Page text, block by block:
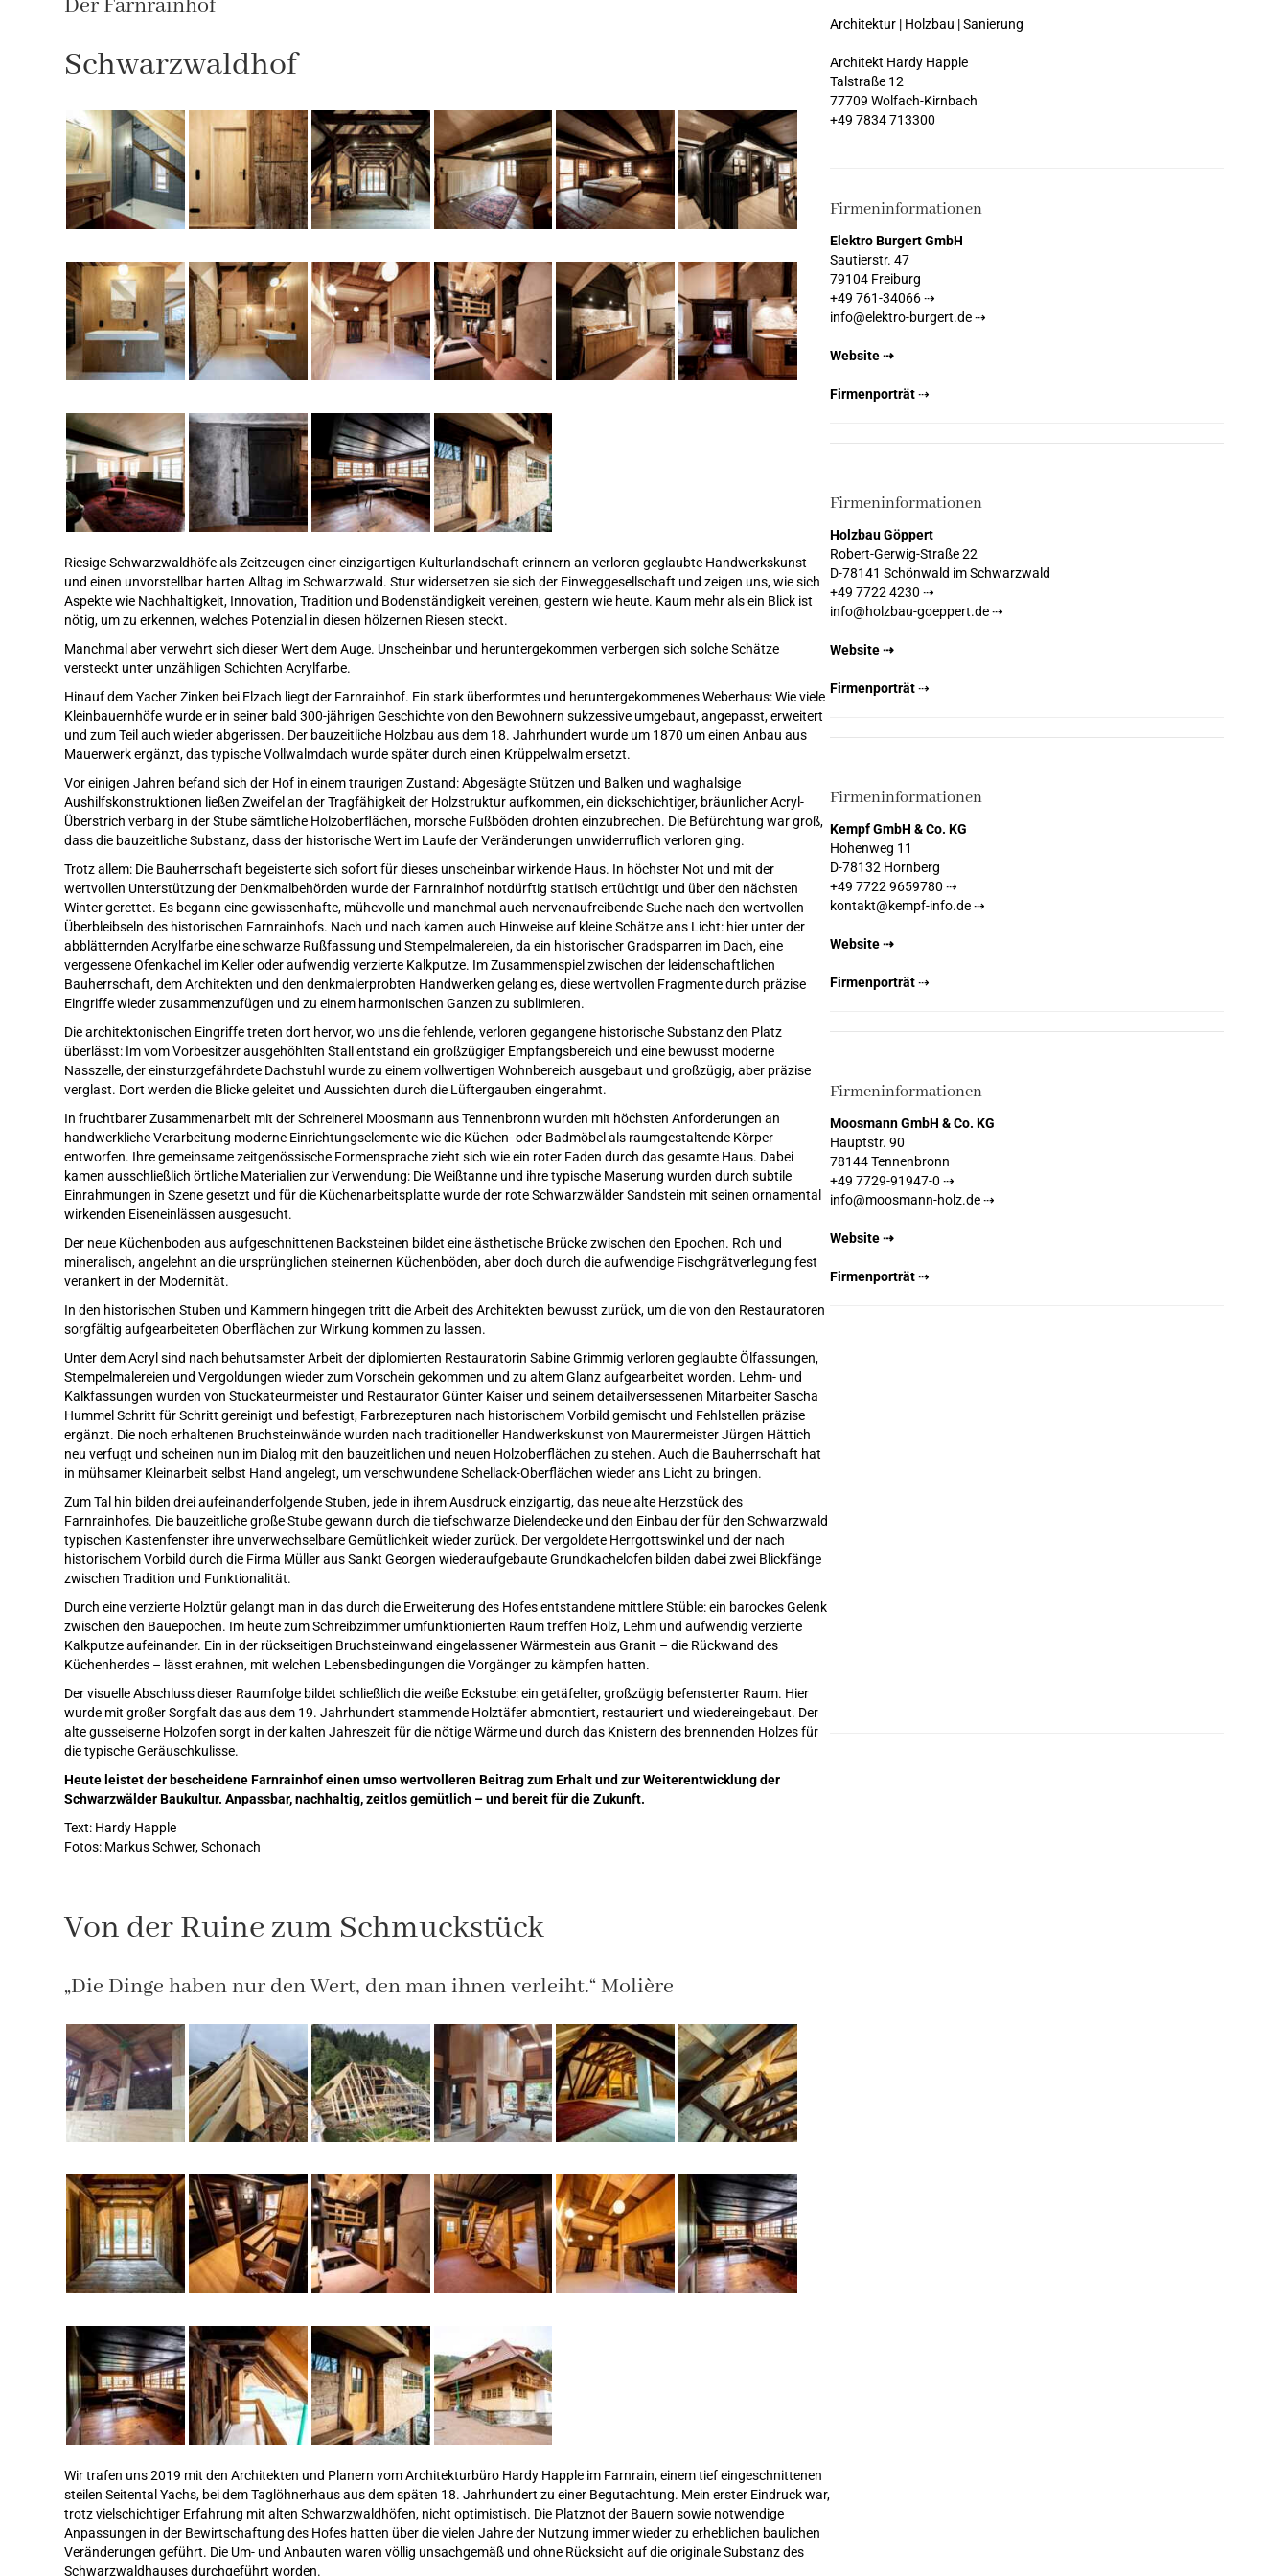
Der Farnrainhof
Schwarzwaldhof
Riesige Schwarzwaldhöfe als Zeitzeugen einer einzigartigen Kulturlandschaft erinnern an verloren geglaubte Handwerkskunst
und einen unvorstellbar harten Alltag im Schwarzwald. Stur widersetzen sie sich der Einweggesellschaft und zeigen uns, wie sich
Aspekte wie Nachhaltigkeit, Innovation, Tradition und Bodenständigkeit vereinen, gestern wie heute. Kaum mehr als ein Blick ist
nötig, um zu erkennen, welches Potenzial in diesen hölzernen Riesen steckt.
Manchmal aber verwehrt sich dieser Wert dem Auge. Unscheinbar und heruntergekommen verbergen sich solche Schätze
versteckt unter unzähligen Schichten Acrylfarbe.
Hinauf dem Yacher Zinken bei Elzach liegt der Farnrainhof. Ein stark überformtes und heruntergekommenes Weberhaus: Wie viele
Kleinbauernhöfe wurde er in seiner bald 300-jährigen Geschichte von den Bewohnern sukzessive umgebaut, angepasst, erweitert
und zum Teil auch wieder abgerissen. Der bauzeitliche Holzbau aus dem 18. Jahrhundert wurde um 1870 um einen Anbau aus
Mauerwerk ergänzt, das typische Vollwalmdach wurde später durch einen Krüppelwalm ersetzt.
Vor einigen Jahren befand sich der Hof in einem traurigen Zustand: Abgesägte Stützen und Balken und waghalsige
Aushilfskonstruktionen ließen Zweifel an der Tragfähigkeit der Holzstruktur aufkommen, ein dickschichtiger, bräunlicher Acryl-
Überstrich verbarg in der Stube sämtliche Holzoberflächen, morsche Fußböden drohten einzubrechen. Die Befürchtung war groß,
dass die bauzeitliche Substanz, dass der historische Wert im Laufe der Veränderungen unwiderruflich verloren ging.
Trotz allem: Die Bauherrschaft begeisterte sich sofort für dieses unscheinbar wirkende Haus. In höchster Not und mit der
wertvollen Unterstützung der Denkmalbehörden wurde der Farnrainhof notdürftig statisch ertüchtigt und über den nächsten
Winter gerettet. Es begann eine gewissenhafte, mühevolle und manchmal auch nervenaufreibende Suche nach den wertvollen
Überbleibseln des historischen Farnrainhofs. Nach und nach kamen auch Hinweise auf kleine Schätze ans Licht: hier unter der
abblätternden Acrylfarbe eine schwarze Rußfassung und Stempelmalereien, da ein historischer Gradsparren im Dach, eine
vergessene Ofenkachel im Keller oder aufwendig verzierte Kalkputze. Im Zusammenspiel zwischen der leidenschaftlichen
Bauherrschaft, dem Architekten und den denkmalerprobten Handwerken gelang es, diese wertvollen Fragmente durch präzise
Eingriffe wieder zusammenzufügen und zu einem harmonischen Ganzen zu sublimieren.
Die architektonischen Eingriffe treten dort hervor, wo uns die fehlende, verloren gegangene historische Substanz den Platz
überlässt: Im vom Vorbesitzer ausgehöhlten Stall entstand ein großzügiger Empfangsbereich und eine bewusst moderne
Nasszelle, der einsturzgefährdete Dachstuhl wurde zu einem vollwertigen Wohnbereich ausgebaut und großzügig, aber präzise
verglast. Dort werden die Blicke geleitet und Aussichten durch die Lüftergauben eingerahmt.
In fruchtbarer Zusammenarbeit mit der Schreinerei Moosmann aus Tennenbronn wurden mit höchsten Anforderungen an
handwerkliche Verarbeitung moderne Einrichtungselemente wie die Küchen- oder Badmöbel als raumgestaltende Körper
entworfen. Ihre gemeinsame zeitgenössische Formensprache zieht sich wie ein roter Faden durch das gesamte Haus. Dabei
kamen ausschließlich örtliche Materialien zur Verwendung: Die Weißtanne und ihre typische Maserung wurden durch subtile
Einrahmungen in Szene gesetzt und für die Küchenarbeitsplatte wurde der rote Schwarzwälder Sandstein mit seinen ornamental
wirkenden Eiseneinlässen ausgesucht.
Der neue Küchenboden aus aufgeschnittenen Backsteinen bildet eine ästhetische Brücke zwischen den Epochen. Roh und
mineralisch, angelehnt an die ursprünglichen steinernen Küchenböden, aber doch durch die aufwendige Fischgrätverlegung fest
verankert in der Modernität.
In den historischen Stuben und Kammern hingegen tritt die Arbeit des Architekten bewusst zurück, um die von den Restauratoren
sorgfältig aufgearbeiteten Oberflächen zur Wirkung kommen zu lassen.
Unter dem Acryl sind nach behutsamster Arbeit der diplomierten Restauratorin Sabine Grimmig verloren geglaubte Ölfassungen,
Stempelmalereien und Vergoldungen wieder zum Vorschein gekommen und zu altem Glanz aufgearbeitet worden. Lehm- und
Kalkfassungen wurden von Stuckateurmeister und Restaurator Günter Kaiser und seinem detailversessenen Mitarbeiter Sascha
Hummel Schritt für Schritt gereinigt und befestigt, Farbrezepturen nach historischem Vorbild gemischt und Fehlstellen präzise
ergänzt. Die noch erhaltenen Bruchsteinwände wurden nach traditioneller Handwerkskunst von Maurermeister Jürgen Hättich
neu verfugt und scheinen nun im Dialog mit den bauzeitlichen und neuen Holzoberflächen zu stehen. Auch die Bauherrschaft hat
in mühsamer Kleinarbeit selbst Hand angelegt, um verschwundene Schellack-Oberflächen wieder ans Licht zu bringen.
Zum Tal hin bilden drei aufeinanderfolgende Stuben, jede in ihrem Ausdruck einzigartig, das neue alte Herzstück des
Farnrainhofes. Die bauzeitliche große Stube gewann durch die tiefschwarze Dielendecke und den Einbau der für den Schwarzwald
typischen Kastenfenster ihre unverwechselbare Gemütlichkeit wieder zurück. Der vergoldete Herrgottswinkel und der nach
historischem Vorbild durch die Firma Müller aus Sankt Georgen wiederaufgebaute Grundkachelofen bilden dabei zwei Blickfänge
zwischen Tradition und Funktionalität.
Durch eine verzierte Holztür gelangt man in das durch die Erweiterung des Hofes entstandene mittlere Stüble: ein barockes Gelenk
zwischen den Bauepochen. Im heute zum Schreibzimmer umfunktionierten Raum treffen Holz, Lehm und aufwendig verzierte
Kalkputze aufeinander. Ein in der rückseitigen Bruchsteinwand eingelassener Wärmestein aus Granit – die Rückwand des
Küchenherdes – lässt erahnen, mit welchen Lebensbedingungen die Vorgänger zu kämpfen hatten.
Der visuelle Abschluss dieser Raumfolge bildet schließlich die weiße Eckstube: ein getäfelter, großzügig befensterter Raum. Hier
wurde mit großer Sorgfalt das aus dem 19. Jahrhundert stammende Holztäfer abmontiert, restauriert und wiedereingebaut. Der
alte gusseiserne Holzofen sorgt in der kalten Jahreszeit für die nötige Wärme und durch das Knistern des brennenden Holzes für
die typische Geräuschkulisse.
Heute leistet der bescheidene Farnrainhof einen umso wertvolleren Beitrag zum Erhalt und zur Weiterentwicklung der
Schwarzwälder Baukultur. Anpassbar, nachhaltig, zeitlos gemütlich – und bereit für die Zukunft.
Text: Hardy Happle
Fotos: Markus Schwer, Schonach
Von der Ruine zum Schmuckstück
„Die Dinge haben nur den Wert, den man ihnen verleiht.“ Molière
Wir trafen uns 2019 mit den Architekten und Planern vom Architekturbüro Hardy Happle im Farnrain, einem tief eingeschnittenen
steilen Seitental Yachs, bei dem Taglöhnerhaus aus dem späten 18. Jahrhundert zu einer Begutachtung. Mein erster Eindruck war,
trotz vielschichtiger Erfahrung mit alten Schwarzwaldhöfen, nicht optimistisch. Die Platznot der Bauern sowie notwendige
Anpassungen in der Bewirtschaftung des Hofes hatten über die vielen Jahre der Nutzung immer wieder zu erheblichen baulichen
Veränderungen geführt. Die Um- und Anbauten waren völlig unsachgemäß und ohne Rücksicht auf die originale Substanz des
Schwarzwaldhauses durchgeführt worden.
Architektur | Holzbau | Sanierung
Architekt Hardy Happle
Talstraße 12
77709 Wolfach-Kirnbach
+49 7834 713300
Firmeninformationen
Elektro Burgert GmbH
Sautierstr. 47
79104 Freiburg
+49 761-34066 ⇢
info@elektro-burgert.de ⇢
Website ⇢
Firmenporträt⇢
Firmeninformationen
Holzbau Göppert
Robert-Gerwig-Straße 22
D-78141 Schönwald im Schwarzwald
+49 7722 4230 ⇢
info@holzbau-goeppert.de ⇢
Website ⇢
Firmenporträt⇢
Firmeninformationen
Kempf GmbH & Co. KG
Hohenweg 11
D-78132 Hornberg
+49 7722 9659780 ⇢
kontakt@kempf-info.de ⇢
Website ⇢
Firmenporträt⇢
Firmeninformationen
Moosmann GmbH & Co. KG
Hauptstr. 90
78144 Tennenbronn
+49 7729-91947-0 ⇢
info@moosmann-holz.de ⇢
Website ⇢
Firmenporträt⇢